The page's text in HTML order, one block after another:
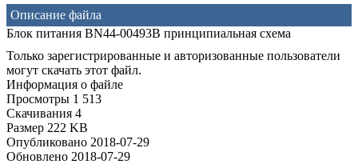
Описание файла
Блок питания BN44-00493B принципиальная схема
Только зарегистрированные и авторизованные пользователи
могут скачать этот файл.
Информация о файле
Просмотры 1 513
Скачивания 4
Размер 222 KB
Опубликовано 2018-07-29
Обновлено 2018-07-29